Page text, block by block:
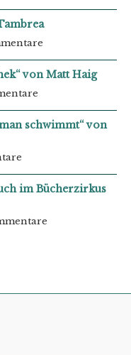
von Matt Haig
schwimmt“ von
im Bücherzirkus